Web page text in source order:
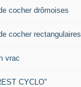
cocher drômoises
cocher rectangulaires
vrac
CYCLO"